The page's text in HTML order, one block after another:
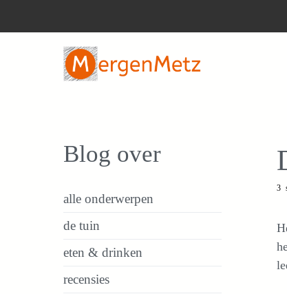
3
Blog over
alle onderwerpen
de tuin
eten & drinken
recensies